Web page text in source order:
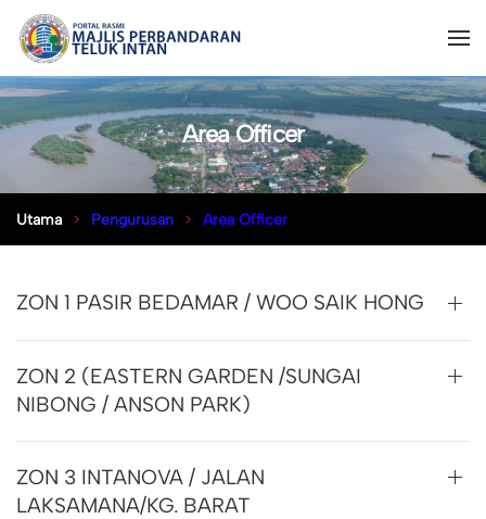
Area Officer
Utama Pengurusan Area Officer
ZON 1 PASIR BEDAMAR / WOO SAIK HONG
ZON 2 (EASTERN GARDEN /SUNGAI
NIBONG / ANSON PARK)
ZON 3 INTANOVA / JALAN
LAKSAMANA/KG. BARAT